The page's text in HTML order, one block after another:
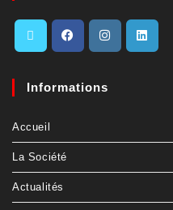
Informations
Accueil
La Société
Actualités